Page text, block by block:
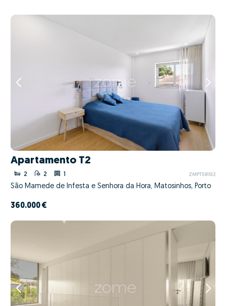
Apartamento T2
2 2 1 ZMPT591512
São Mamede de Infesta e Senhora da Hora, Matosinhos, Porto
360.000 €